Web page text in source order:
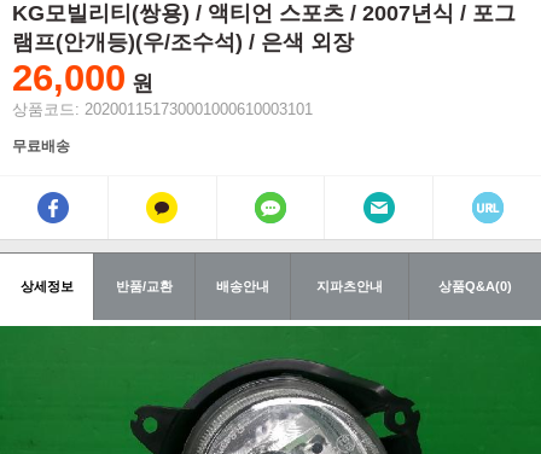
KG모빌리티(쌍용) / 액티언 스포츠 / 2007년식 / 포그
램프(안개등)(우/조수석) / 은색 외장
26,000 원
상품코드: 202001151730001000610003101
무료배송
상세정보 반품/교환 배송안내 지파츠안내 상품Q&A(0)